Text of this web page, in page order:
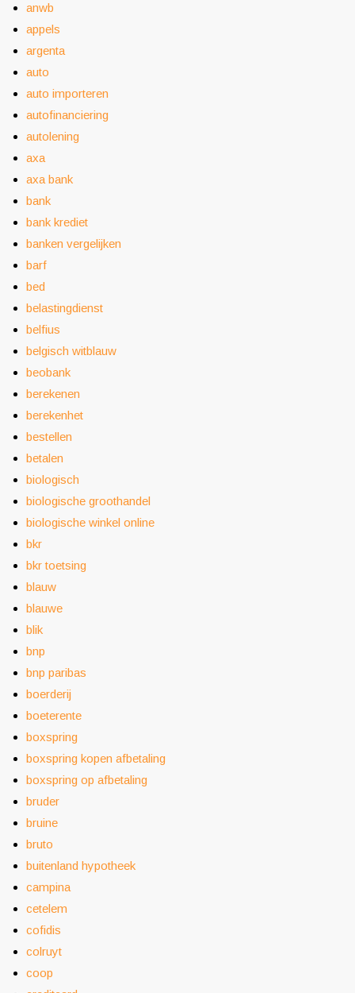
anwb
appels
argenta
auto
auto importeren
autofinanciering
autolening
axa
axa bank
bank
bank krediet
banken vergelijken
barf
bed
belastingdienst
belfius
belgisch witblauw
beobank
berekenen
berekenhet
bestellen
betalen
biologisch
biologische groothandel
biologische winkel online
bkr
bkr toetsing
blauw
blauwe
blik
bnp
bnp paribas
boerderij
boeterente
boxspring
boxspring kopen afbetaling
boxspring op afbetaling
bruder
bruine
bruto
buitenland hypotheek
campina
cetelem
cofidis
colruyt
coop